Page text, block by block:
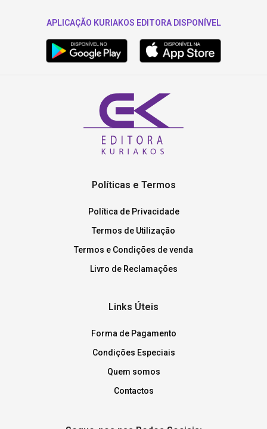
APLICAÇÃO KURIAKOS EDITORA DISPONÍVEL
Políticas e Termos
Política de Privacidade
Termos de Utilização
Termos e Condições de venda
Livro de Reclamações
Links Úteis
Forma de Pagamento
Condições Especiais
Quem somos
Contactos